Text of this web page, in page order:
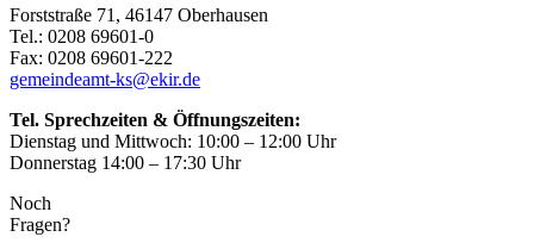
Forststraße 71, 46147 Oberhausen
Tel.: 0208 69601-0
Fax: 0208 69601-222
gemeindeamt-ks@ekir.de
Tel. Sprechzeiten & Öffnungszeiten:
Dienstag und Mittwoch: 10:00 – 12:00 Uhr
Donnerstag 14:00 – 17:30 Uhr
Noch
Fragen?